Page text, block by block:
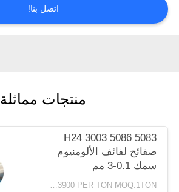
اطلب
اقتباس
PRIVACY
POLICY
اتصل بنا!
منتجات مماثلة
5083 5086 3003 H24
صفائح لفائف الألومنيوم
سمك 0.1-3 مم
USD2000-3900 PER TON MOQ:1TON